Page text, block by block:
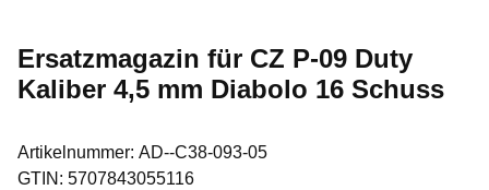
Ersatzmagazin für CZ P-09 Duty
Kaliber 4,5 mm Diabolo 16 Schuss
Artikelnummer: AD--C38-093-05
GTIN: 5707843055116